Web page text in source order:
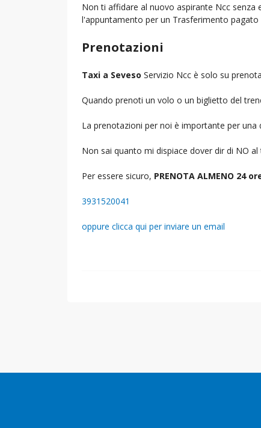
Non ti affidare al nuovo aspirante Ncc senza
l'appuntamento per un Trasferimento pagato
Prenotazioni
Taxi a Seveso Servizio Ncc è solo su
Quando prenoti un volo o un biglietto del
La prenotazioni per noi è importante per
Non sai quanto mi dispiace dover dir di NO
Per essere sicuro, PRENOTA ALMENO 24
3931520041
oppure clicca qui per inviare un email